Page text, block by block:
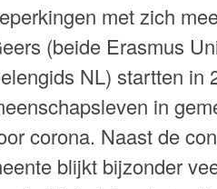
met zich
(beide Erasmus
NL) startten in
in
corona. Naast de
blijkt bijzonder